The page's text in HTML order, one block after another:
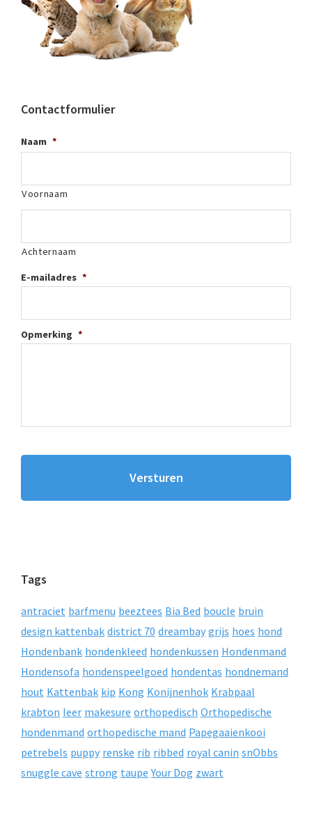
Contactformulier
Naam *
Voornaam
Achternaam
E-mailadres *
Opmerking *
Tags
antraciet barfmenu beeztees Bia Bed boucle bruin
design kattenbak district 70 dreambay grijs hoes hond
Hondenbank hondenkleed hondenkussen Hondenmand
Hondensofa hondenspeelgoed hondentas hondnemand
hout Kattenbak kip Kong Konijnenhok Krabpaal
krabton leer makesure orthopedisch Orthopedische
hondenmand orthopedische mand Papegaaienkooi
petrebels puppy renske rib ribbed royal canin snObbs
snuggle cave strong taupe Your Dog zwart